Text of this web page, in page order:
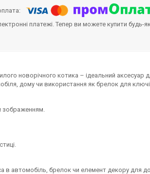
платежі. Тепер ви можете купити будь-
новорічного котика – ідеальний аксесуар
дому чи використання як брелок для
зображенням.
в автомобіль, брелок чи елемент декору для